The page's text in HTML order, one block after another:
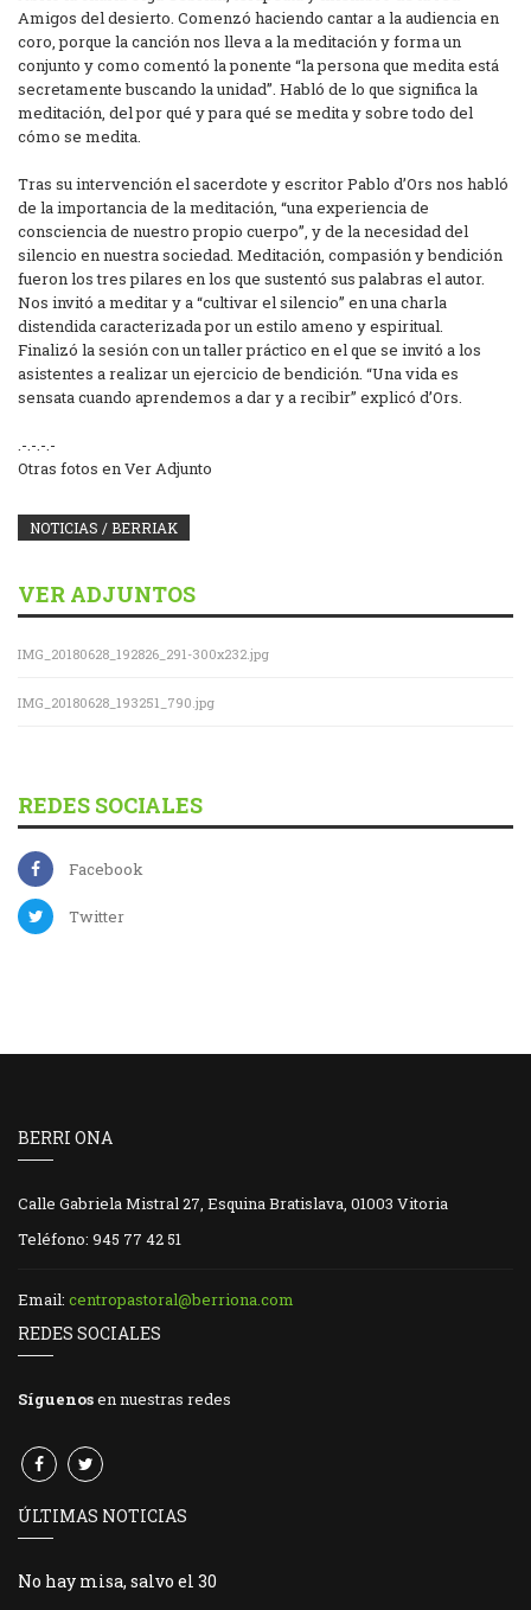
Amigos del desierto. Comenzó haciendo cantar a la audiencia en
coro, porque la canción nos lleva a la meditación y forma un
conjunto y como comentó la ponente “la persona que medita está
secretamente buscando la unidad”. Habló de lo que significa la
meditación, del por qué y para qué se medita y sobre todo del
cómo se medita.
Tras su intervención el sacerdote y escritor Pablo d’Ors nos habló
de la importancia de la meditación, “una experiencia de
consciencia de nuestro propio cuerpo”, y de la necesidad del
silencio en nuestra sociedad. Meditación, compasión y bendición
fueron los tres pilares en los que sustentó sus palabras el autor.
Nos invitó a meditar y a “cultivar el silencio” en una charla
distendida caracterizada por un estilo ameno y espiritual.
Finalizó la sesión con un taller práctico en el que se invitó a los
asistentes a realizar un ejercicio de bendición. “Una vida es
sensata cuando aprendemos a dar y a recibir” explicó d’Ors.
.-.-.-.-
Otras fotos en Ver Adjunto
NOTICIAS / BERRIAK
VER ADJUNTOS
IMG_20180628_192826_291-300x232.jpg
IMG_20180628_193251_790.jpg
REDES SOCIALES
Facebook
Twitter
BERRI ONA
Calle Gabriela Mistral 27, Esquina Bratislava, 01003 Vitoria
Teléfono: 945 77 42 51
Email: centropastoral@berriona.com
REDES SOCIALES
Síguenosen nuestras redes
ÚLTIMAS NOTICIAS
No hay misa, salvo el 30